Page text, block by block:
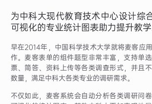
为中科大现代教育技术中心设计综
可视化的专业统计图表助力提升教
早在2014年，中国科学技术大学就将麦客应
作。麦客表单的组件题型非常丰富，支持单
票、简答、资料上传等各类调查形式，并且
数量，满足中科大各类专业的调研需求。
不仅如此，麦客系统会自动分析各类调研问